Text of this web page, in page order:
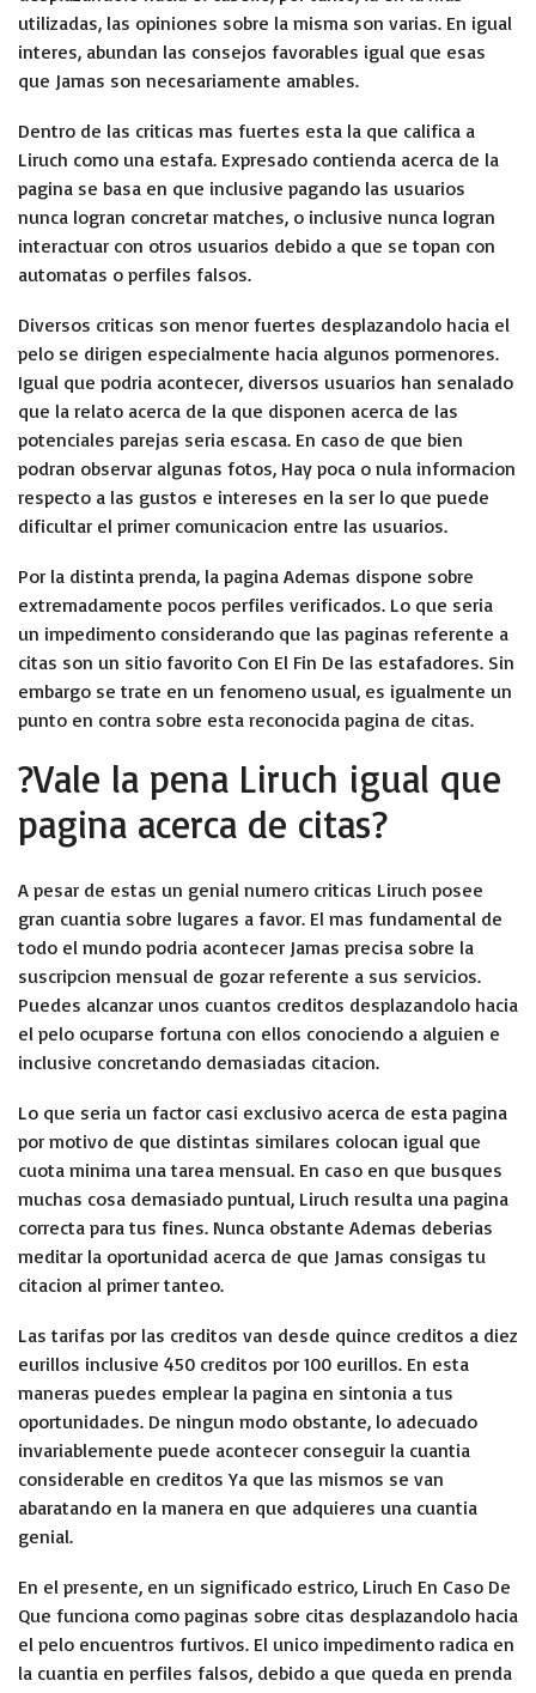
utilizadas, las opiniones sobre la misma son varias. En igual
interes, abundan las consejos favorables igual que esas
que Jamas son necesariamente amables.
Dentro de las criticas mas fuertes esta la que califica a
Liruch como una estafa. Expresado contienda acerca de la
pagina se basa en que inclusive pagando las usuarios
nunca logran concretar matches, o inclusive nunca logran
interactuar con otros usuarios debido a que se topan con
automatas o perfiles falsos.
Diversos criticas son menor fuertes desplazandolo hacia el
pelo se dirigen especialmente hacia algunos pormenores.
Igual que podria acontecer, diversos usuarios han senalado
que la relato acerca de la que disponen acerca de las
potenciales parejas seria escasa. En caso de que bien
podran observar algunas fotos, Hay poca o nula informacion
respecto a las gustos e intereses en la ser lo que puede
dificultar el primer comunicacion entre las usuarios.
Por la distinta prenda, la pagina Ademas dispone sobre
extremadamente pocos perfiles verificados. Lo que seria
un impedimento considerando que las paginas referente a
citas son un sitio favorito Con El Fin De las estafadores. Sin
embargo se trate en un fenomeno usual, es igualmente un
punto en contra sobre esta reconocida pagina de citas.
?Vale la pena Liruch igual que
pagina acerca de citas?
A pesar de estas un genial numero criticas Liruch posee
gran cuanti­a sobre lugares a favor. El mas fundamental de
todo el mundo podria acontecer Jamas precisa sobre la
suscripcion mensual de gozar referente a sus servicios.
Puedes alcanzar unos cuantos creditos desplazandolo hacia
el pelo ocuparse fortuna con ellos conociendo a alguien e
inclusive concretando demasiadas citacion.
Lo que seria un factor casi exclusivo acerca de esta pagina
por motivo de que distintas similares colocan igual que
cuota minima una tarea mensual. En caso en que busques
muchas cosa demasiado puntual, Liruch resulta una pagina
correcta para tus fines. Nunca obstante Ademas deberias
meditar la oportunidad acerca de que Jamas consigas tu
citacion al primer tanteo.
Las tarifas por las creditos van desde quince creditos a diez
eurillos inclusive 450 creditos por 100 eurillos. En esta
maneras puedes emplear la pagina en sintonia a tus
oportunidades. De ningun modo obstante, lo adecuado
invariablemente puede acontecer conseguir la cuantia
considerable en creditos Ya que las mismos se van
abaratando en la manera en que adquieres una cuantia
genial.
En el presente, en un significado estrico, Liruch En Caso De
Que funciona como paginas sobre citas desplazandolo hacia
el pelo encuentros furtivos. El unico impedimento radica en
la cuantia en perfiles falsos, debido a que queda en prenda